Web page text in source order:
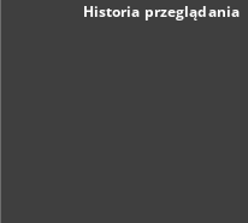
Historia przeglądania